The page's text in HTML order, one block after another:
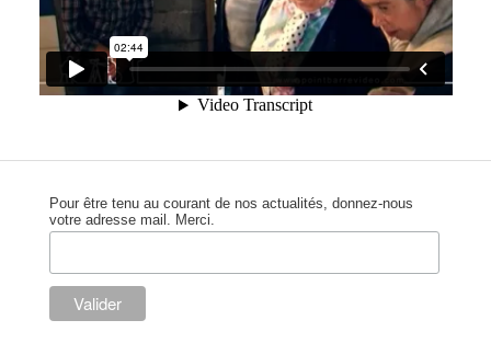
Pour être tenu au courant de nos actualités, donnez-nous
votre adresse mail. Merci.